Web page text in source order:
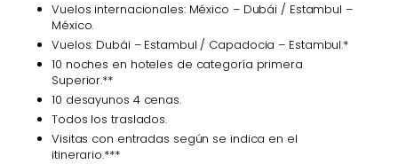
Vuelos internacionales: México – Dubái / Estambul –
México.
Vuelos: Dubái – Estambul / Capadocia – Estambul.*
10 noches en hoteles de categoría primera
Superior.**
10 desayunos 4 cenas.
Todos los traslados.
Visitas con entradas según se indica en el
itinerario.***